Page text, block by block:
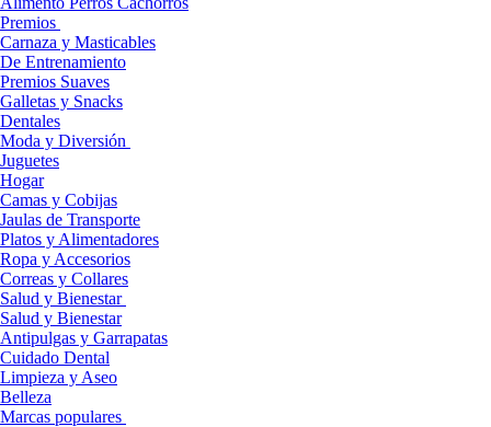
Premios
Carnaza y Masticables
De Entrenamiento
Premios Suaves
Galletas y Snacks
Dentales
Moda y Diversión
Juguetes
Hogar
Camas y Cobijas
Jaulas de Transporte
Platos y Alimentadores
Ropa y Accesorios
Correas y Collares
Salud y Bienestar
Salud y Bienestar
Antipulgas y Garrapatas
Cuidado Dental
Limpieza y Aseo
Belleza
Marcas populares